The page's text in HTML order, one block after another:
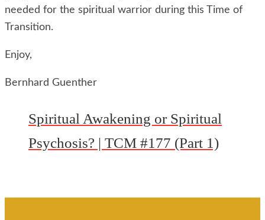
needed for the spiritual warrior during this Time of
Transition.
Enjoy,
Bernhard Guenther
Spiritual Awakening or Spiritual
Psychosis? | TCM #177 (Part 1)